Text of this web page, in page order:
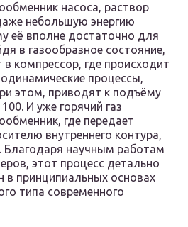
насоса, раствор
небольшую энергию
её вполне достаточно для
в газообразное состояние,
в компрессор, где происходит
процессы,
этом, приводят к подъёму
И уже горячий газ
где передает
внутреннего контура,
Благодаря научным работам
этот процесс детально
в принципиальных основах
типа современного